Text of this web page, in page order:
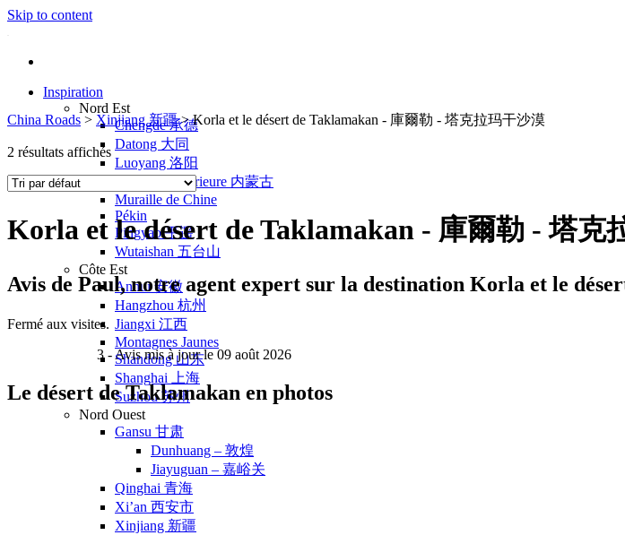
Skip to content
Inspiration
Nord Est
Chengde 承德
Datong 大同
Luoyang 洛阳
Mongolie Intérieure 内蒙古
Muraille de Chine
Pékin
Pingyao 平遥
Wutaishan 五台山
Côte Est
Anhui 安徽
Hangzhou 杭州
Jiangxi 江西
Montagnes Jaunes
Shandong 山东
Shanghai 上海
Suzhou 苏州
Nord Ouest
Gansu 甘肃
Dunhuang – 敦煌
Jiayuguan – 嘉峪关
Qinghai 青海
Xi’an 西安市
Xinjiang 新疆
China Roads > Xinjiang 新疆 > Korla et le désert de Taklamakan - 庫爾勒 - 塔克拉玛干沙漠
2 résultats affichés
Korla et le désert de Taklamakan - 庫爾勒 - 塔克
Avis de Paul, notre agent expert sur la destination Korla et le
Fermé aux visites.
3- Avis mis à jour le 09 août 2026
Le désert de Taklamakan en photos